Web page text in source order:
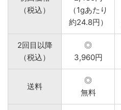
（税込）
（1gあたり
約24.8円）
2回目以降
（税込）
◎
3,960円
送料
◎
無料